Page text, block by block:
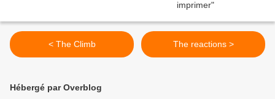
< The Climb The reactions >
Hébergé par Overblog